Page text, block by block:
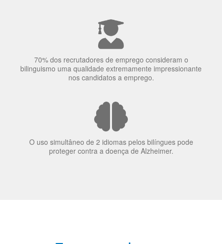
A língua que as pessoas falam molda a maneira como
elas veem o mundo
70% dos recrutadores de emprego consideram o
bilinguismo uma qualidade extremamente impressionante
nos candidatos a emprego.